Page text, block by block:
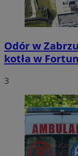
Odór w
kotła w
3